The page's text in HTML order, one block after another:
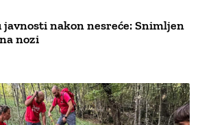
nakon nesreće: Snimljen
nozi